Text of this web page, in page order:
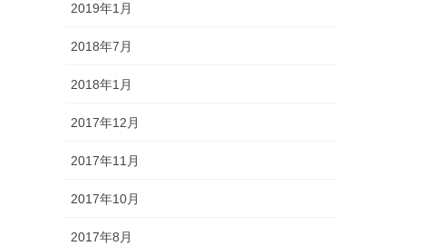
2019年1月
2018年7月
2018年1月
2017年12月
2017年11月
2017年10月
2017年8月